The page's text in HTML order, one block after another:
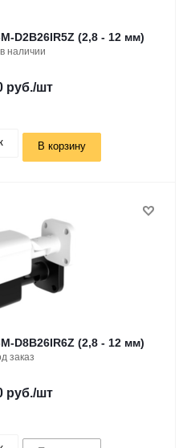
D2B26IR5Z (2,8 - 12 мм)
наличии
руб./шт
В корзину
D8B26IR6Z (2,8 - 12 мм)
заказ
руб./шт